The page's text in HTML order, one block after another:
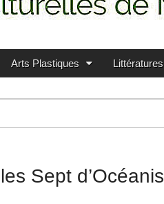
Arts Plastiques Littératures
Sept d’Océanis